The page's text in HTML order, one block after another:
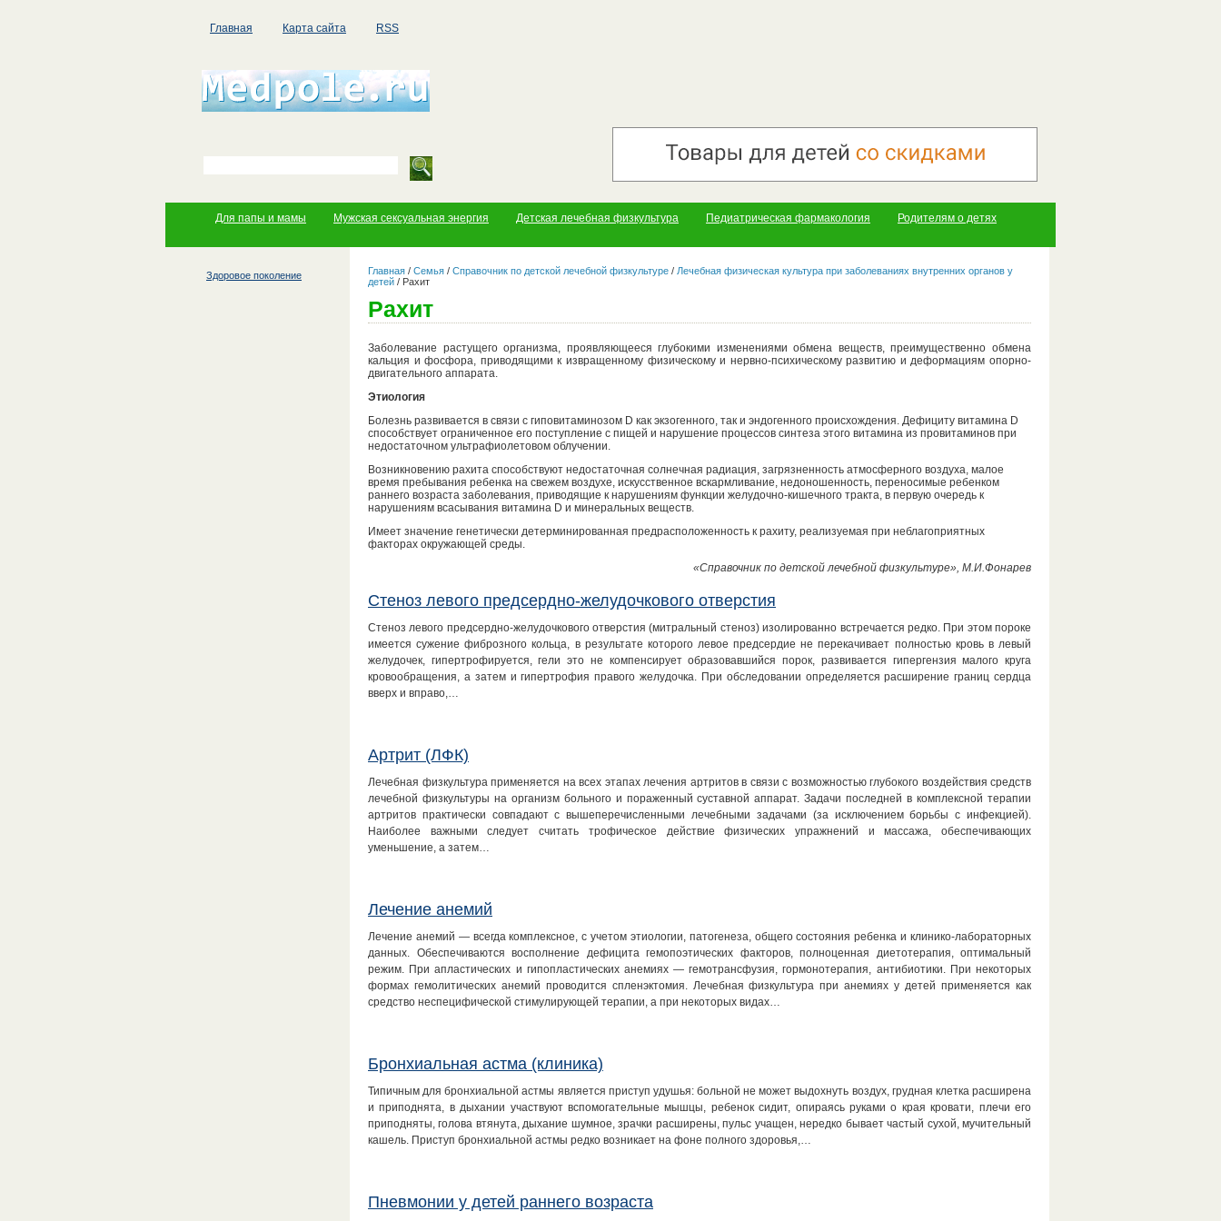
Главная Карта сайта RSS
Для папы и мамы Мужская сексуальная энергия Детская лечебная физкультура Педиатрическая фармакология Родителям о детях
Здоровое поколение Главная / Семья / Справочник по детской лечебной физкультуре / Лечебная физическая культура при заболеваниях внутренних органов у
детей / Рахит
Рахит
Заболевание растущего организма, проявляющееся глубокими изменениями обмена веществ, преимущественно обмена
кальция и фосфора, приводящими к извращенному физическому и нервно-психическому развитию и деформациям опорно-
двигательного аппарата.
Этиология
Болезнь развивается в связи с гиповитаминозом D как экзогенного, так и эндогенного происхождения. Дефициту витамина D
способствует ограниченное его поступление с пищей и нарушение процессов синтеза этого витамина из провитаминов при
недостаточном ультрафиолетовом облучении.
Возникновению рахита способствуют недостаточная солнечная радиация, загрязненность атмосферного воздуха, малое
время пребывания ребенка на свежем воздухе, искусственное вскармливание, недоношенность, переносимые ребенком
раннего возраста заболевания, приводящие к нарушениям функции желудочно-кишечного тракта, в первую очередь к
нарушениям всасывания витамина D и минеральных веществ.
Имеет значение генетически детерминированная предрасположенность к рахиту, реализуемая при неблагоприятных
факторах окружающей среды.
«Справочник по детской лечебной физкультуре», М.И.Фонарев
Стеноз левого предсердно-желудочкового отверстия
Стеноз левого предсердно-желудочкового отверстия (митральный стеноз) изолированно встречается редко. При этом пороке
имеется сужение фиброзного кольца, в результате которого левое предсердие не перекачивает полностью кровь в левый
желудочек, гипертрофируется, гели это не компенсирует образовавшийся порок, развивается гипергензия малого круга
кровообращения, а затем и гипертрофия правого желудочка. При обследовании определяется расширение границ сердца
вверх и вправо,…
Артрит (ЛФК)
Лечебная физкультура применяется на всех этапах лечения артритов в связи с возможностью глубокого воздействия средств
лечебной физкультуры на организм больного и пораженный суставной аппарат. Задачи последней в комплексной терапии
артритов практически совпадают с вышеперечисленными лечебными задачами (за исключением борьбы с инфекцией).
Наиболее важными следует считать трофическое действие физических упражнений и массажа, обеспечивающих
уменьшение, а затем…
Лечение анемий
Лечение анемий — всегда комплексное, с учетом этиологии, патогенеза, общего состояния ребенка и клинико-лабораторных
данных. Обеспечиваются восполнение дефицита гемопоэтических факторов, полноценная диетотерапия, оптимальный
режим. При апластических и гипопластических анемиях — гемотрансфузия, гормонотерапия, антибиотики. При некоторых
формах гемолитических анемий проводится спленэктомия. Лечебная физкультура при анемиях у детей применяется как
средство неспецифической стимулирующей терапии, а при некоторых видах…
Бронхиальная астма (клиника)
Типичным для бронхиальной астмы является приступ удушья: больной не может выдохнуть воздух, грудная клетка расширена
и приподнята, в дыхании участвуют вспомогательные мышцы, ребенок сидит, опираясь руками о края кровати, плечи его
приподняты, голова втянута, дыхание шумное, зрачки расширены, пульс учащен, нередко бывает частый сухой, мучительный
кашель. Приступ бронхиальной астмы редко возникает на фоне полного здоровья,…
Пневмонии у детей раннего возраста